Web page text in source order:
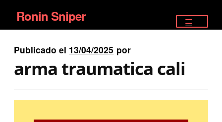
Ir
a
la
navegación
Ir
al
contenido
Ronin Sniper
Publicado el 13/04/2025 por
arma traumatica cali